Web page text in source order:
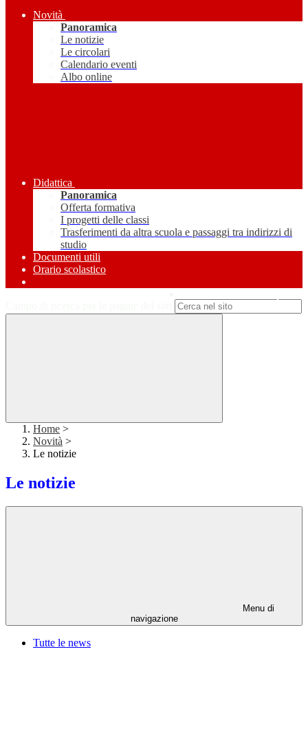
Novità
Panoramica
Le notizie
Le circolari
Calendario eventi
Albo online
Didattica
Panoramica
Offerta formativa
I progetti delle classi
Trasferimenti da altra scuola e passaggi tra indirizzi di
studio
Documenti utili
Orario scolastico
Home >
Novità >
Le notizie
Le notizie
Menu di
navigazione
Tutte le news